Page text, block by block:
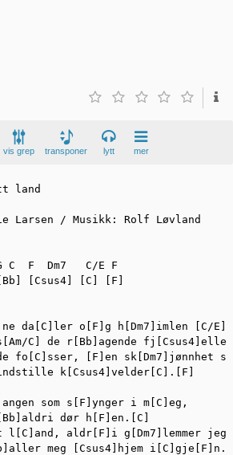
vis grep transponer lytt mer
land
Larsen / Musikk: Rolf Løvland
F  Dm7   C/E F
[Csus4] [C] [F]
da[C]ler o[F]g h[Dm7]imlen [C/
C] de r[Bb]agende
fo[C]sser, [F]en sk[Dm7]jønnhet
k[Csus4]velder[C].[F]
som s[F]ynger i m[C]eg,
[Bb]aldri dør h[F]en.[C]
l[C]and, aldr[F]i g[Dm7]lemmer jeg
meg [Csus4]hjem i[C]gje[F]n.